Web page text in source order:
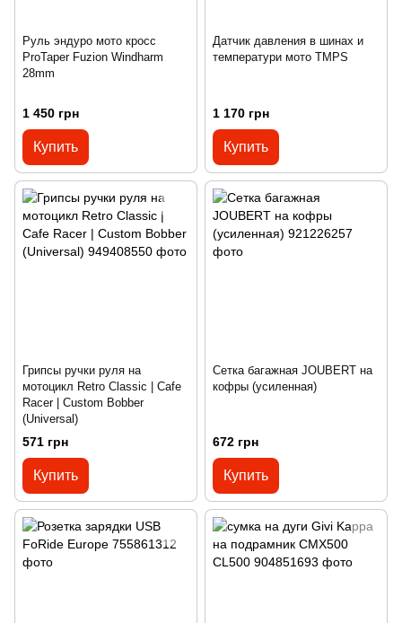
Руль эндуро мото кросс
ProTaper Fuzion Windharm
28mm
1 450 грн
Купить
Датчик давления в шинах и
температури мото TMPS
1 170 грн
Купить
Грипсы ручки руля на
мотоцикл Retro Classic | Cafe
Racer | Custom Bobber
(Universal)
571 грн
Купить
Сетка багажная JOUBERT на
кофры (усиленная)
672 грн
Купить